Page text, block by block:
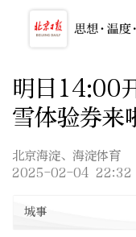
明日14:00
雪体验券
北京海淀、海淀体育
2025-02-04 22:32
城事